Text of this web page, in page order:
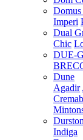
Imperi
Dual
Chic
DUE-G
Dune
Agadir
Indiga